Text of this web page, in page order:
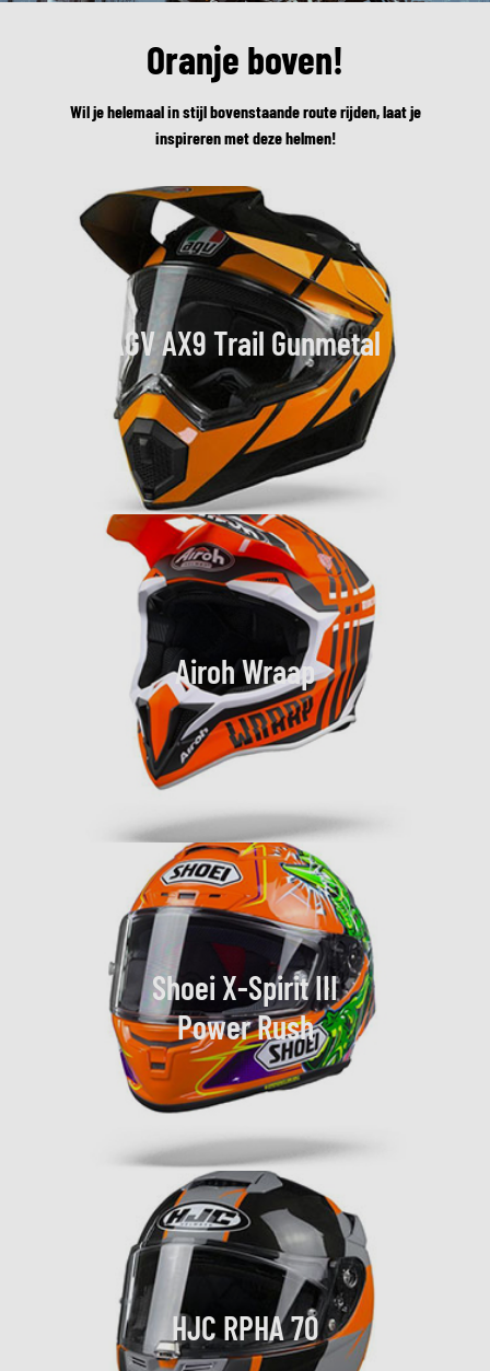
Oranje boven!
Wil je helemaal in stijl bovenstaande route rijden, laat je
inspireren met deze helmen!
AGV AX9 Trail Gunmetal
Airoh Wraap
Shoei X-Spirit III
Power Rush
HJC RPHA 70